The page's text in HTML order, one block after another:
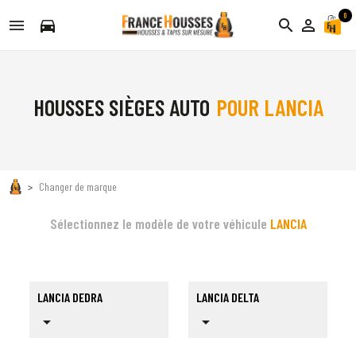
directions_car search person_outline
0
HOUSSES SIÈGES AUTO POUR LANCIA
Changer de marque
Sélectionnez le modèle de votre véhicule LANCIA
LANCIA DEDRA
arrow_drop_down
LANCIA DELTA
arrow_drop_down